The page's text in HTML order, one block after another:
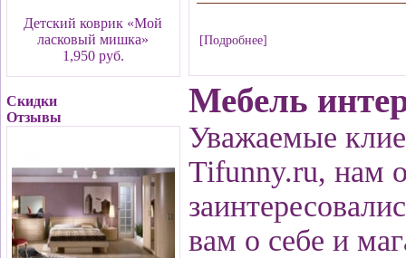
Детский коврик «Мой
ласковый мишка»
1,950 руб.
Скидки
Отзывы
[Подробнее]
Мебель
Уважаемые
Tifunny.ru, нам
вам о себе и